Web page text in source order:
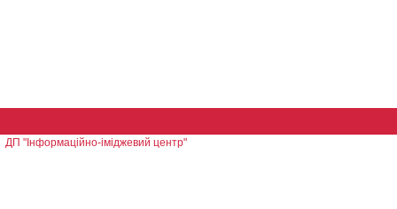
ДП "Інформаційно-іміджевий центр"